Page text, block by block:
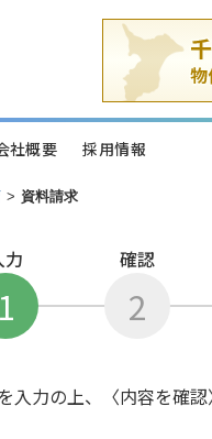
社概要 採用情報
> 資料請求
1
力
2
確認
入力の上、〈内容を確